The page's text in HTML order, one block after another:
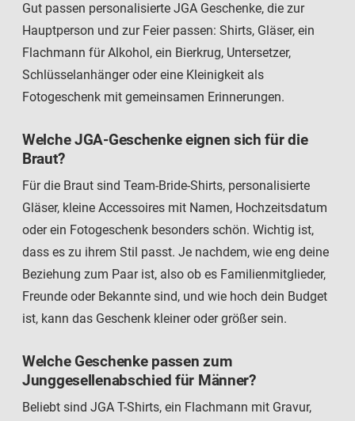
Gut passen personalisierte JGA Geschenke, die zur
Hauptperson und zur Feier passen: Shirts, Gläser, ein
Flachmann für Alkohol, ein Bierkrug, Untersetzer,
Schlüsselanhänger oder eine Kleinigkeit als
Fotogeschenk mit gemeinsamen Erinnerungen.
Welche JGA-Geschenke eignen sich für die
Braut?
Für die Braut sind Team-Bride-Shirts, personalisierte
Gläser, kleine Accessoires mit Namen, Hochzeitsdatum
oder ein Fotogeschenk besonders schön. Wichtig ist,
dass es zu ihrem Stil passt. Je nachdem, wie eng deine
Beziehung zum Paar ist, also ob es Familienmitglieder,
Freunde oder Bekannte sind, und wie hoch dein Budget
ist, kann das Geschenk kleiner oder größer sein.
Welche Geschenke passen zum
Junggesellenabschied für Männer?
Beliebt sind JGA T-Shirts, ein Flachmann mit Gravur,